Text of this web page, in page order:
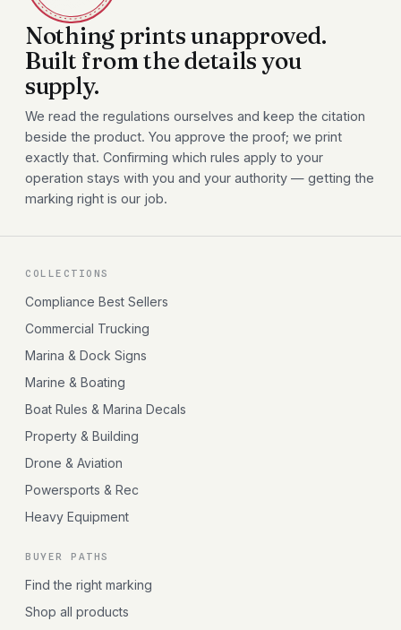
Nothing prints unapproved.
Built from the details you
supply.
We read the regulations ourselves and keep the citation
beside the product. You approve the proof; we print
exactly that. Confirming which rules apply to your
operation stays with you and your authority — getting the
marking right is our job.
COLLECTIONS
Compliance Best Sellers
Commercial Trucking
Marina & Dock Signs
Marine & Boating
Boat Rules & Marina Decals
Property & Building
Drone & Aviation
Powersports & Rec
Heavy Equipment
BUYER PATHS
Find the right marking
Shop all products